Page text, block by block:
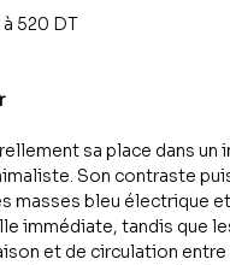
520 DT
sa place dans un
Son contraste
masses bleu électrique
immédiate, tandis que
et de circulation